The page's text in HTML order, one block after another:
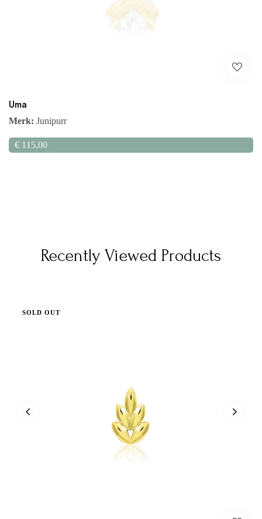
Uma
Merk: Junipurr
€ 115,00
Recently Viewed Products
SOLD OUT